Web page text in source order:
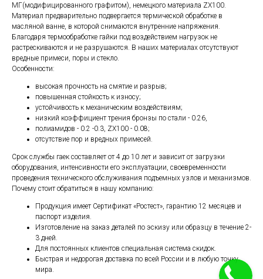
МГ(модифицированного графитом), немецкого материала ZX100.
Материал предварительно подвергается термической обработке в
масляной ванне, в которой снимаются внутренние напряжения.
Благодаря термообработке гайки под воздействием нагрузок не
растрескиваются и не разрушаются. В наших материалах отсутствуют
вредные примеси, поры и стекло.
Особенности:
высокая прочность на смятие и разрыв;
повышенная стойкость к износу;
устойчивость к механическим воздействиям;
низкий коэффициент трения бронзы по стали - 0.26,
полиамидов - 0.2 -0.3, ZX100 - 0.08;
отсутствие пор и вредных примесей.
Срок службы гаек составляет от 4 до 10 лет и зависит от загрузки
оборудования, интенсивности его эксплуатации, своевременности
проведения технического обслуживания подъемных узлов и механизмов.
Почему стоит обратиться в нашу компанию:
Продукция имеет Сертификат «Ростест», гарантию 12 месяцев и
паспорт изделия.
Изготовление на заказ деталей по эскизу или образцу в течение 2-
3 дней.
Для постоянных клиентов специальная система скидок.
Быстрая и недорогая доставка по всей России и в любую точку
мира.